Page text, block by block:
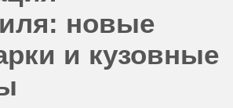
новые
и кузовные